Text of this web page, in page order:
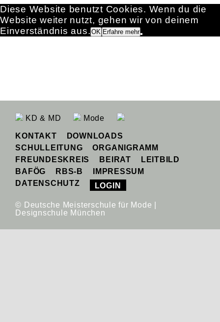
KD & MD Mode
KONTAKT
DOWNLOADS
SCHULLEITUNG
ORGANIGRAMM
FREUNDESKREIS
BEIRAT
LEITBILD
BAFÖG
RBS-B
IMPRESSUM
DATENSCHUTZ
LOGIN
© Deutsche Meisterschule für Mode |
Designschule München
Diese Website benutzt Cookies. Wenn du die
Website weiter nutzt, gehen wir von deinem
Einverständnis aus.OK Erfahre mehr